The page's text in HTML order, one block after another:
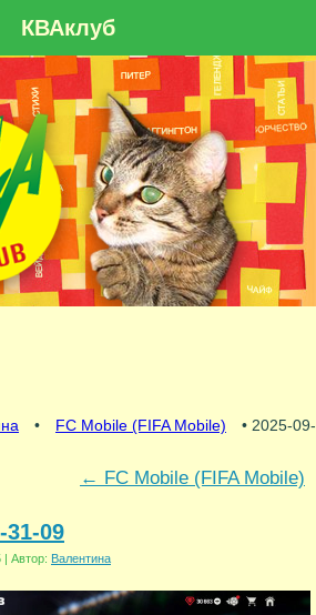
• FC Mobile (FIFA Mobile)
• 2025-09-
← FC Mobile (FIFA Mobile)
31-09
| Автор: Валентина
КВАклуб